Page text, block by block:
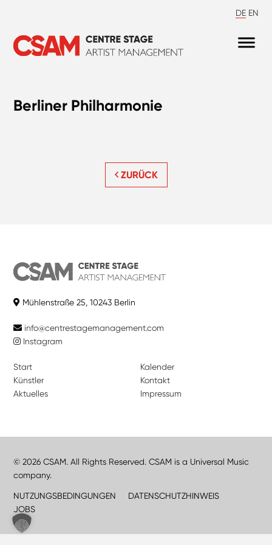
DE EN
Berliner Philharmonie
ZURÜCK
Mühlenstraße 25, 10243 Berlin
info@centrestagemanagement.com
Instagram
Start
Künstler
Aktuelles
Kalender
Kontakt
Impressum
© 2026 CSAM. All Rights Reserved. CSAM is a Universal Music
company.
NUTZUNGSBEDINGUNGEN
DATENSCHUTZHINWEIS
JOBS